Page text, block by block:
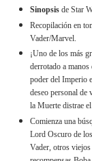
Sinopsisde Star
Recopilación en
Vader/Marvel.
¡Uno de los más
derrotado a
poder del Imperio
deseo personal de
la Muerte distrae
Comienza una
Lord Oscuro de
Vader, otros